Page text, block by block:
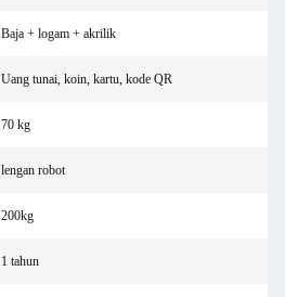
Baja + logam + akrilik
Uang tunai, koin, kartu, kode QR
70 kg
lengan robot
200kg
1 tahun